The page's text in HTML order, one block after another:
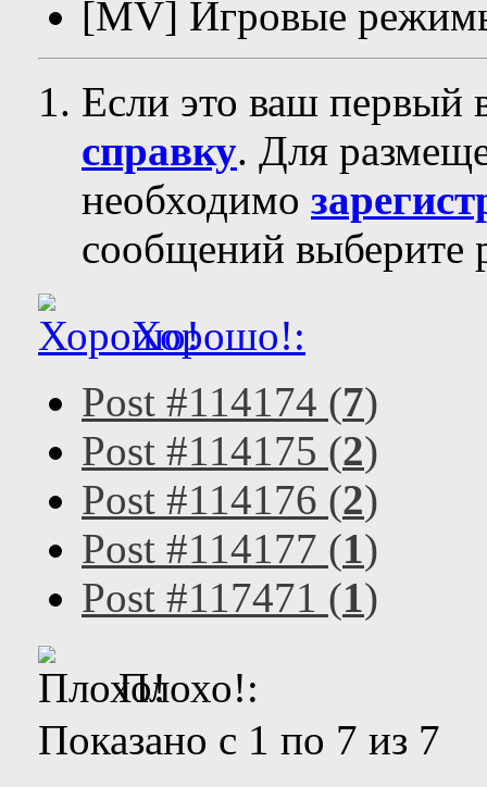
[MV] Игровые
Если это ваш первый
справку. Для
необходимо
сообщений выберите
Хорошо!:
Post #114174 (7)
Post #114175 (2)
Post #114176 (2)
Post #114177 (1)
Post #117471 (1)
Плохо!:
Показано с 1 по 7 из 7